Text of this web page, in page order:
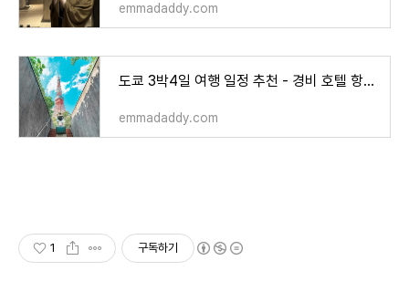
emmadaddy.com
도쿄 3박4일 여행 일정 추천 - 경비 호텔 항공권 등 정보 총정리
emmadaddy.com
1 구독하기